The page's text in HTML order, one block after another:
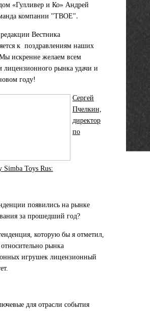
«Гулливер и Ко» Андрей
компании "ТВОЕ".
Вестника
к поздравлениям наших
искренне желаем всем
лицензионного рынка удачи и
году!
Сергей
Пчелкин,
директор
по
Simba Toys Rus:
появились на рынке
за прошедший год?
которую бы я отметил,
рынка
игрушек лицензионный
для отрасли события